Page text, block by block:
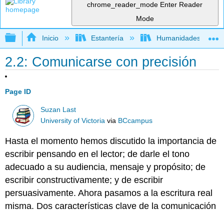
chrome_reader_mode Enter Reader
Mode
Expandir/contraer jerarquía global
Inicio Estantería Humanidades
2.2: Comunicarse con precisión
Page ID
Suzan Last
University of Victoria via BCcampus
Hasta el momento hemos discutido la importancia de
escribir pensando en el lector; de darle el tono
adecuado a su audiencia, mensaje y propósito; de
escribir constructivamente; y de escribir
persuasivamente. Ahora pasamos a la escritura real
misma. Dos características clave de la comunicación